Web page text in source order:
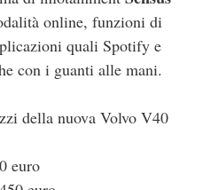
online, funzioni di
quali Spotify e
con i guanti alle mani.
della nuova Volvo V40
euro